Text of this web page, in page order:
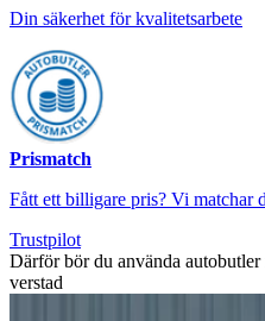
Din säkerhet för kvalitetsarbete
Prismatch
Fått ett billigare pris? Vi matchar
Trustpilot
Därför bör du använda
verstad